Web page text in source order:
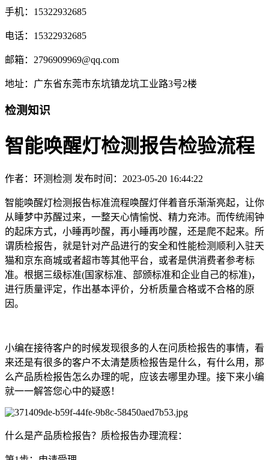
手机：15322932685
电话：15322932685
邮箱：2796909969@qq.com
地址：广东省东莞市东坑镇龙坑工业路3号2楼
检测知识
智能唤醒灯检测报告检验流程
作者：环测检测 发布时间：2023-05-20 16:44:22
智能唤醒灯检测报告标准流程唤醒灯伴着音乐渐渐亮起，让你
从睡梦中苏醒过来，一整天心情愉悦、精力充沛。而传统闹钟
的起床方式，小睡再吵醒，再小睡再吵醒，还是爬不起来。所
谓质检报告，就是针对产品进行的安全和性能检测顺利入驻天
猫和京东商城或者超市等其他平台，或者是供消费者参考标
准。根据三级标准(国家标准、部颁标准和企业自己的标准)，
进行质量评定，作出基本评价，分析质量合格或不合格的原
因。
小编在接待客户的时候发现很多的人在问质检报告的事情，看
来还是有很多的客户不太清楚质检报告是什么，有什么用，那
么产品质检报告怎么办理的呢，应该去哪里办理。接下来小编
就一一解答您心中的疑惑！
什么是产品质检报告？质检报告办理流程：